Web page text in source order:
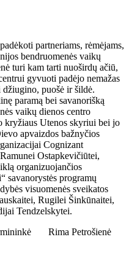
partneriams, rėmėjams,
bendruomenės vaikų
turi kam tarti nuoširdų ačiū,
gyvuoti padėjo nemažas
puošė ir šildė.
paramą bei savanorišką
vaikų dienos centro
kryžiaus Utenos skyriui bei jo
apvaizdos bažnyčios
Cognizant
Ostapkevičiūtei,
organizuojančios
savanorystės programų
visuomenės sveikatos
Rugilei Šinkūnaitei,
Tendzelskytei.
Rima Petrošienė